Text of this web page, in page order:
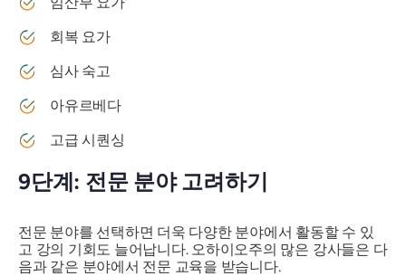
회복 요가
심사 숙고
아유르베다
고급 시퀀싱
9단계: 전문 분야 고려하기
전문 분야를 선택하면 더욱 다양한 분야에서 활동할 수 있
고 강의 기회도 늘어납니다. 오하이오주의 많은 강사들은 다
음과 같은 분야에서 전문 교육을 받습니다.